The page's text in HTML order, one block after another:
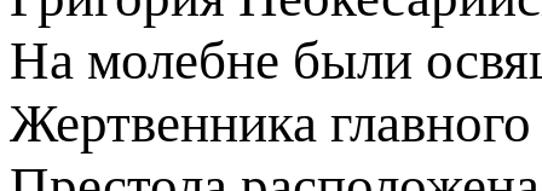
На молебне были
Жертвенника